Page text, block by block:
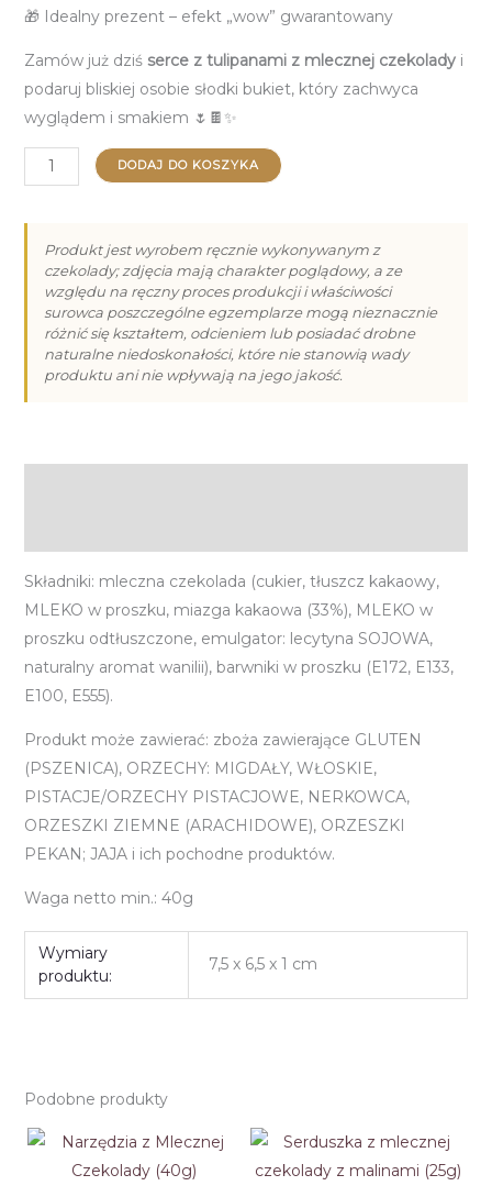
🎁 Idealny prezent – efekt „wow” gwarantowany
Zamów już dziś serce z tulipanami z mlecznej czekoladyi
podaruj bliskiej osobie słodki bukiet, który zachwyca
wyglądem i smakiem 🌷🍫✨
ilość
Serce
bukietem
tulipanów
mlecznej
czekolady
(40g)
DODAJ DO KOSZYKA
Produkt jest wyrobem ręcznie wykonywanym z
czekolady; zdjęcia mają charakter poglądowy, a ze
względu na ręczny proces produkcji i właściwości
surowca poszczególne egzemplarze mogą nieznacznie
różnić się kształtem, odcieniem lub posiadać drobne
naturalne niedoskonałości, które nie stanowią wady
produktu ani nie wpływają na jego jakość.
Składniki: mleczna czekolada (cukier, tłuszcz kakaowy,
MLEKO w proszku, miazga kakaowa (33%), MLEKO w
proszku odtłuszczone, emulgator: lecytyna SOJOWA,
naturalny aromat wanilii), barwniki w proszku (E172, E133,
E100, E555).
Produkt może zawierać: zboża zawierające GLUTEN
(PSZENICA), ORZECHY: MIGDAŁY, WŁOSKIE,
PISTACJE/ORZECHY PISTACJOWE, NERKOWCA,
ORZESZKI ZIEMNE (ARACHIDOWE), ORZESZKI
PEKAN; JAJA i ich pochodne produktów.
Waga netto min.: 40g
Wymiary
produktu:
7,5 x 6,5 x 1 cm
Podobne produkty